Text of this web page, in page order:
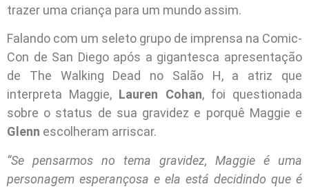
trazer uma criança para um mundo assim.
Falando com um seleto grupo de imprensa na Comic-
Con de San Diego após a gigantesca apresentação
de The Walking Dead no Salão H, a atriz que
interpreta Maggie, Lauren Cohan, foi questionada
sobre o status de sua gravidez e porquê Maggie e
Glenn escolheram arriscar.
“Se pensarmos no tema gravidez, Maggie é uma
personagem esperançosa e ela está decidindo que é